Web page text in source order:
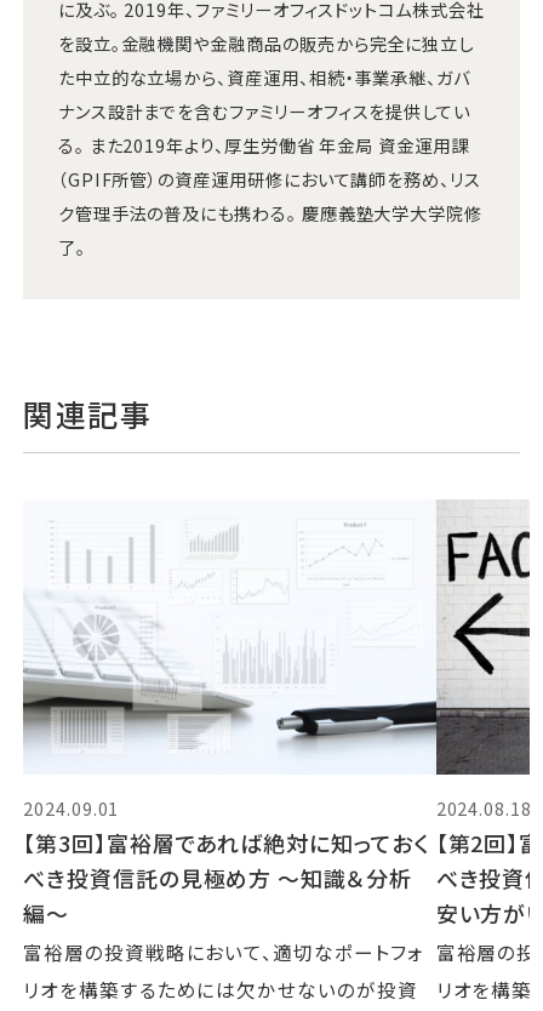
に及ぶ。 2019年、ファミリーオフィスドットコム株式会社
を設立。金融機関や金融商品の販売から完全に独立し
た中立的な立場から、資産運用、相続・事業承継、ガバ
ナンス設計までを含むファミリーオフィスを提供してい
る。 また2019年より、厚生労働省 年金局 資金運用課
（GPIF所管）の資産運用研修において講師を務め、リス
ク管理手法の普及にも携わる。 慶應義塾大学大学院修
了。
関連記事
2024.09.01
【第3回】富裕層であれば絶対に知っておく
べき投資信託の見極め方 〜知識＆分析
編〜
富裕層の投資戦略において、適切なポートフォ
リオを構築するためには欠かせないのが投資
2024.08.18
【第2回】
べき投資
安い方が
富裕層の投
リオを構